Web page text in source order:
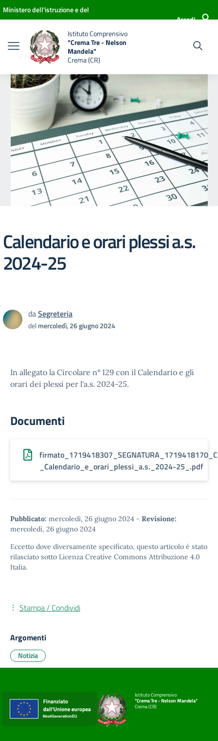
Vai ai contenuti
Vai al menu di navigazione
Vai al footer
Ministero dell'istruzione e del
Accedi
Istituto Comprensivo
"Crema Tre - Nelson
Mandela"
Crema (CR)
Calendario e orari plessi a.s.
2024-25
daSegreteria
delmercoledì, 26 giugno 2024
In allegato la Circolare n° 129 con il Calendario e gli
orari dei plessi per l'a.s. 2024-25.
Documenti
_Calendario_e_orari_plessi_a.s._2024-25_.pdf
Pubblicato: mercoledì, 26 giugno 2024 - Revisione:
mercoledì, 26 giugno 2024
Eccetto dove diversamente specificato, questo articolo è stato
rilasciato sotto Licenza Creative Commons Attribuzione 4.0
Italia.
Stampa / Condividi
Argomenti
Notizia
Istituto Comprensivo
"Crema Tre - Nelson Mandela"
Crema (CR)